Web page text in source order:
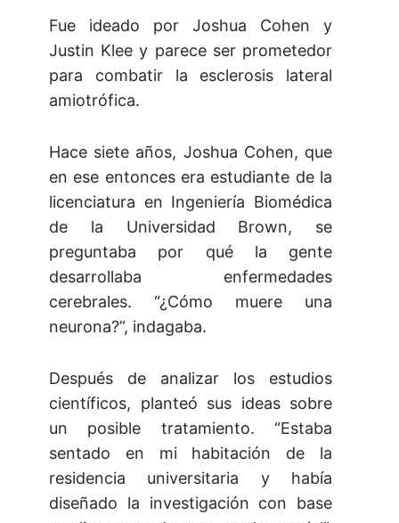
Fue ideado por Joshua Cohen y
Justin Klee y parece ser prometedor
para combatir la esclerosis lateral
amiotrófica.
Hace siete años, Joshua Cohen, que
en ese entonces era estudiante de la
licenciatura en Ingeniería Biomédica
de la Universidad Brown, se
preguntaba por qué la gente
desarrollaba enfermedades
cerebrales. “¿Cómo muere una
neurona?”, indagaba.
Después de analizar los estudios
científicos, planteó sus ideas sobre
un posible tratamiento. “Estaba
sentado en mi habitación de la
residencia universitaria y había
diseñado la investigación con base